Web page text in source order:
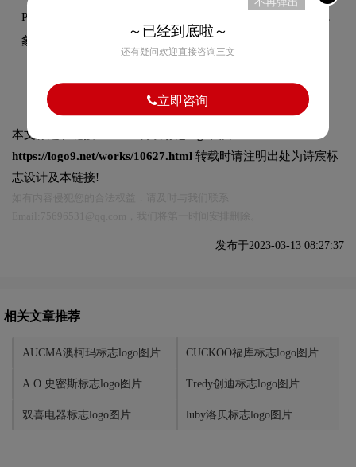
POVOS更加专注用户体验，鲜艳的红色是积极向上的代表，
象征着POVOS创新进取、热情奔放的精神。
本文标题和链接
https://logo9.net/works/10627.html 转载时请注明出处为诗宸标
志设计及本链接!
发布于2023-03-13 08:27:37
相关文章推荐
AUCMA澳柯玛标志logo图片 CUCKOO福库标志logo图片
A.O.史密斯标志logo图片 Tredy创迪标志logo图片
双喜电器标志logo图片 luby洛贝标志logo图片
～已经到底啦～
还有疑问欢迎直接咨询三文
立即咨询